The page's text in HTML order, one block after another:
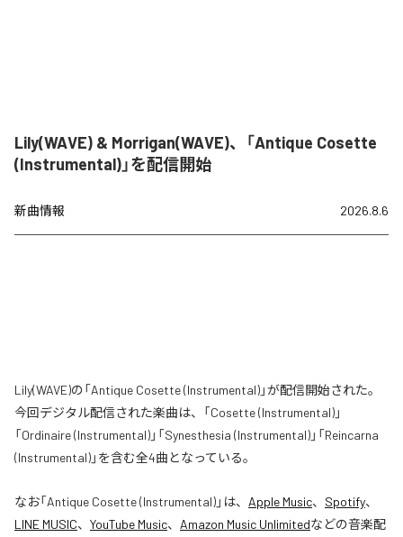
Lily(WAVE) & Morrigan(WAVE)、「Antique Cosette
(Instrumental)」を配信開始
新曲情報 2026.8.6
Lily(WAVE)の「Antique Cosette (Instrumental)」が配信開始された。
今回デジタル配信された楽曲は、「Cosette (Instrumental)」
「Ordinaire (Instrumental)」「Synesthesia (Instrumental)」「Reincarna
(Instrumental)」を含む全4曲となっている。
なお「Antique Cosette (Instrumental)」は、 Apple Music、 Spotify、
LINE MUSIC、 YouTube Music、 Amazon Music Unlimitedなどの音楽配